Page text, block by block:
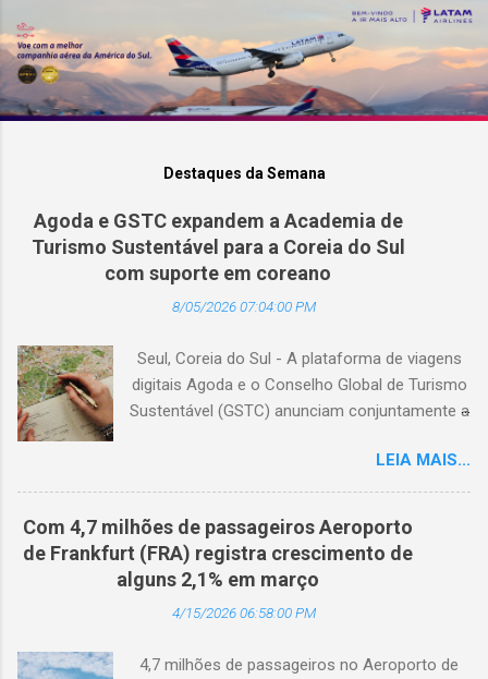
Destaques da Semana
Agoda e GSTC expandem a Academia de
Turismo Sustentável para a Coreia do Sul
com suporte em coreano
8/05/2026 07:04:00 PM
Seul, Coreia do Sul - A plataforma de viagens
digitais Agoda e o Conselho Global de Turismo
Sustentável (GSTC) anunciam conjuntamente a
para a Coreia do Sul, com suporte completo
em coreano. (Arquivo © BlogTurS) Este marco
surge no momento em que a Academia celebra
seu primeiro aniversário e ultrapassa a marca
de 3.000 usuários cadastrados, dando
continuidade à sua missão de apoiar
profissionais da hotelaria em toda a região,
sobre turismo mais sustentável, com base no
LEIA MAIS...
Com 4,7 milhões de passageiros Aeroporto
de Frankfurt (FRA) registra crescimento de
alguns 2,1% em março
4/15/2026 06:58:00 PM
4,7 milhões de passageiros no Aeroporto de